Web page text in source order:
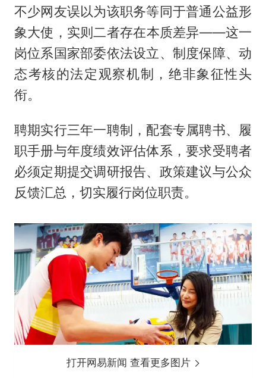
不少网友误以为该职务等同于普通公益形
象大使，实则二者存在本质差异——这一
岗位系国家部委依法设立、制度保障、动
态考核的法定观察机制，绝非象征性头
衔。
聘期实行三年一聘制，配套专属聘书、履
职手册与年度绩效评估体系，要求受聘者
必须定期提交调研报告、政策建议与公众
反馈汇总，切实履行岗位职责。
打开网易新闻 查看更多图片